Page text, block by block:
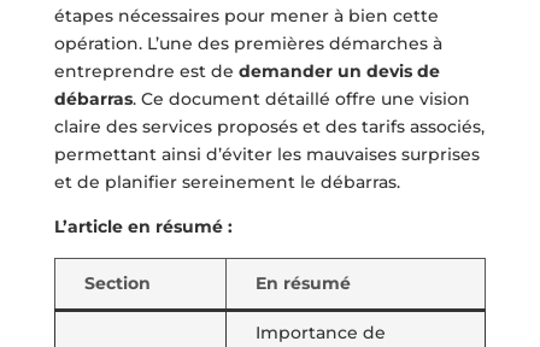
étapes nécessaires pour mener à bien cette
opération. L’une des premières démarches à
entreprendre est de demander un devis de
débarras. Ce document détaillé offre une vision
claire des services proposés et des tarifs associés,
permettant ainsi d’éviter les mauvaises surprises
et de planifier sereinement le débarras.
L’article en résumé :
Section En résumé
Importance de